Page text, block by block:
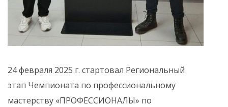
24 февраля 2025 г. стартовал Региональный
этап Чемпионата по профессиональному
мастерству «ПРОФЕССИОНАЛЫ» по